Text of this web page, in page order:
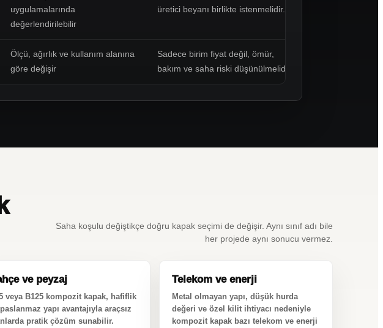
uygulamalarında
değerlendirilebilir
üretici beyanı birlikte istenmelidir.
Ölçü, ağırlık ve kullanım alanına
göre değişir
Sadece birim fiyat değil, ömür,
bakım ve saha riski düşünülmelidir.
Saha koşulu değiştikçe doğru kapak seçimi de değişir. Aynı sınıf adı bile
her projede aynı sonucu vermez.
ve peyzaj
veya B125 kompozit kapak, hafiflik
yapı avantajıyla araçsız
pratik çözüm sunabilir.
Telekom ve enerji
Metal olmayan yapı, düşük hurda
değeri ve özel kilit ihtiyacı nedeniyle
kompozit kapak bazı telekom ve enerji